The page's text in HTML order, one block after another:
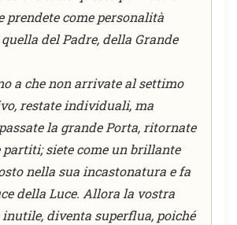
prendete come personalità
del Padre, della Grande
a che non arrivate al settimo
restate individuali, ma
la grande Porta, ritornate
partiti; siete come un brillante
nella sua incastonatura e fa
della Luce. Allora la vostra
diventa superflua, poiché